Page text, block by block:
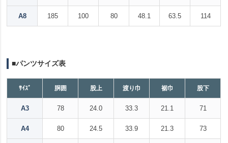
A8 185 100 80 48.1 63.5 114
■パンツサイズ表
ｻｲｽﾞ 胴囲 股上 渡り巾 裾巾 股下
A3 78 24.0 33.3 21.1 71
A4 80 24.5 33.9 21.3 73